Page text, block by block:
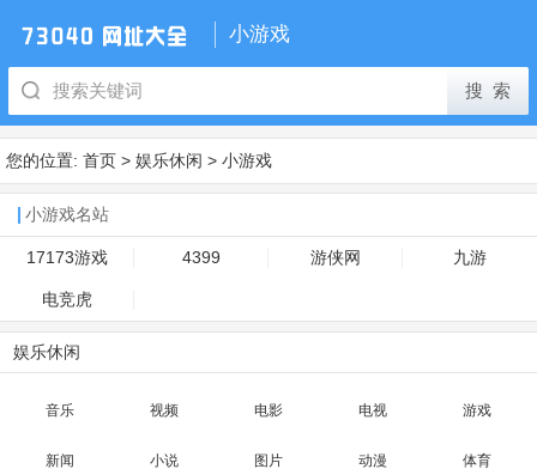
小游戏
您的位置: 首页 > 娱乐休闲 > 小游戏
小游戏名站
17173游戏 4399 游侠网 九游
电竞虎
娱乐休闲
音乐 视频 电影 电视 游戏
新闻 小说 图片 动漫 体育